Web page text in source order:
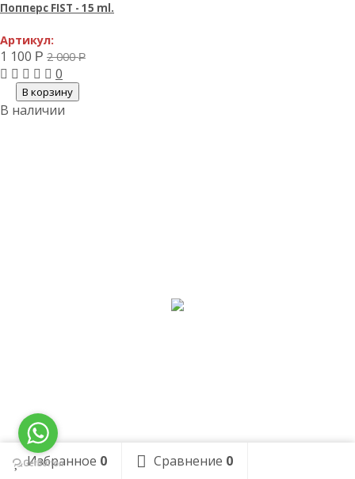
Попперс FIST - 15 ml.
Артикул:
1 100 Р 2 000Р
0
В корзину
В наличии
Избранное 0 Сравнение 0